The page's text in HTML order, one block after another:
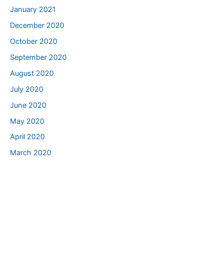
January 2021
December 2020
October 2020
September 2020
August 2020
July 2020
June 2020
May 2020
April 2020
March 2020